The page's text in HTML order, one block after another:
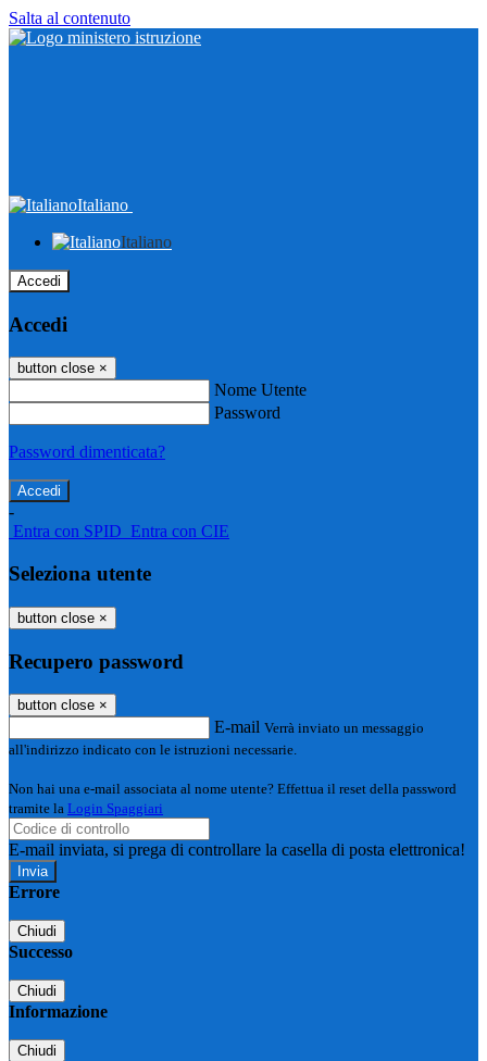
Salta al contenuto
Italiano
Italiano
Accedi
Accedi
button close ×
Nome Utente
Password
Password dimenticata?
-
Entra con SPID Entra con CIE
Seleziona utente
button close ×
Recupero password
button close ×
E-mail Verrà inviato un messaggio
all'indirizzo indicato con le istruzioni necessarie.
Non hai una e-mail associata al nome utente? Effettua il reset della password
tramite la Login Spaggiari
E-mail inviata, si prega di controllare la casella di posta elettronica!
Errore
Chiudi
Successo
Chiudi
Informazione
Chiudi